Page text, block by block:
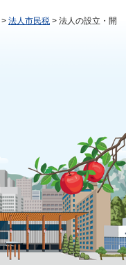
> 法人市民税 > 法人の設立・開